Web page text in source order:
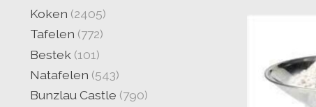
Koken (2405)
Tafelen (772)
Bestek (101)
Natafelen (543)
Bunzlau Castle (790)